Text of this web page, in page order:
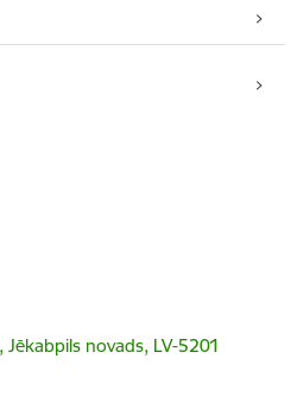
novads, LV-5201